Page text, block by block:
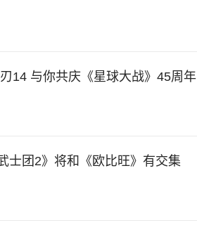
14 与你共庆《星球大战》45周年
士团2》将和《欧比旺》有交集